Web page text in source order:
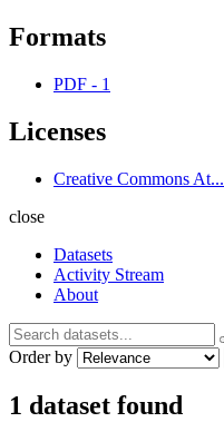
Formats
PDF - 1
Licenses
Creative Commons At...
close
Datasets
Activity Stream
About
Order by
1 dataset found